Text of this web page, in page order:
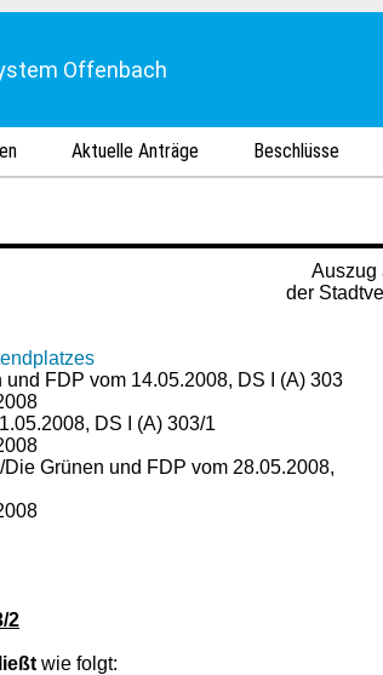
Offenbach
Aktuelle Anträge Beschlüsse
Auszug
der
FDP vom 14.05.2008, DS I (A) 303
DS I (A) 303/1
Grünen und FDP vom 28.05.2008,
2
wie folgt: